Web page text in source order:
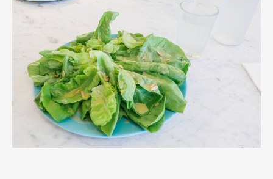
Art&DesignWatchFashion
Gourmet
ProductCultureLifestyle